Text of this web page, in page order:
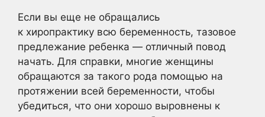
Если вы еще не обращались
к хиропрактику всю беременность, тазовое
предлежание ребенка — отличный повод
начать. Для справки, многие женщины
обращаются за такого рода помощью на
протяжении всей беременности, чтобы
убедиться, что они хорошо выровнены к